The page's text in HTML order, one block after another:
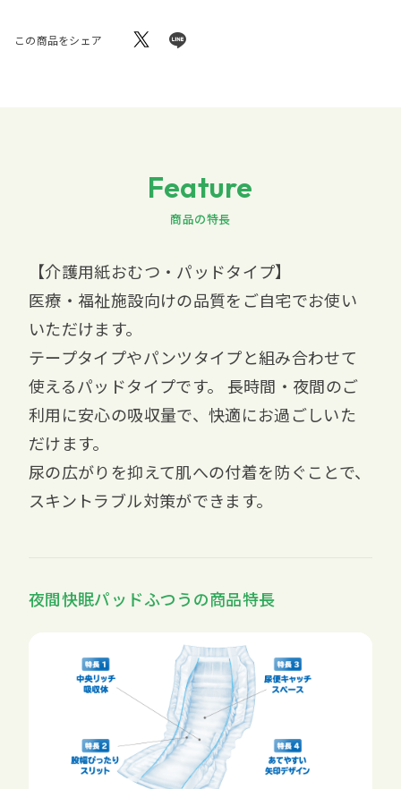
この商品をシェア
Feature
商品の特長
【介護用紙おむつ・パッドタイプ】
医療・福祉施設向けの品質をご自宅でお使い
いただけます。
テープタイプやパンツタイプと組み合わせて
使えるパッドタイプです。 長時間・夜間のご
利用に安心の吸収量で、快適にお過ごしいた
だけます。
尿の広がりを抑えて肌への付着を防ぐことで、
スキントラブル対策ができます。
夜間快眠パッドふつうの商品特長